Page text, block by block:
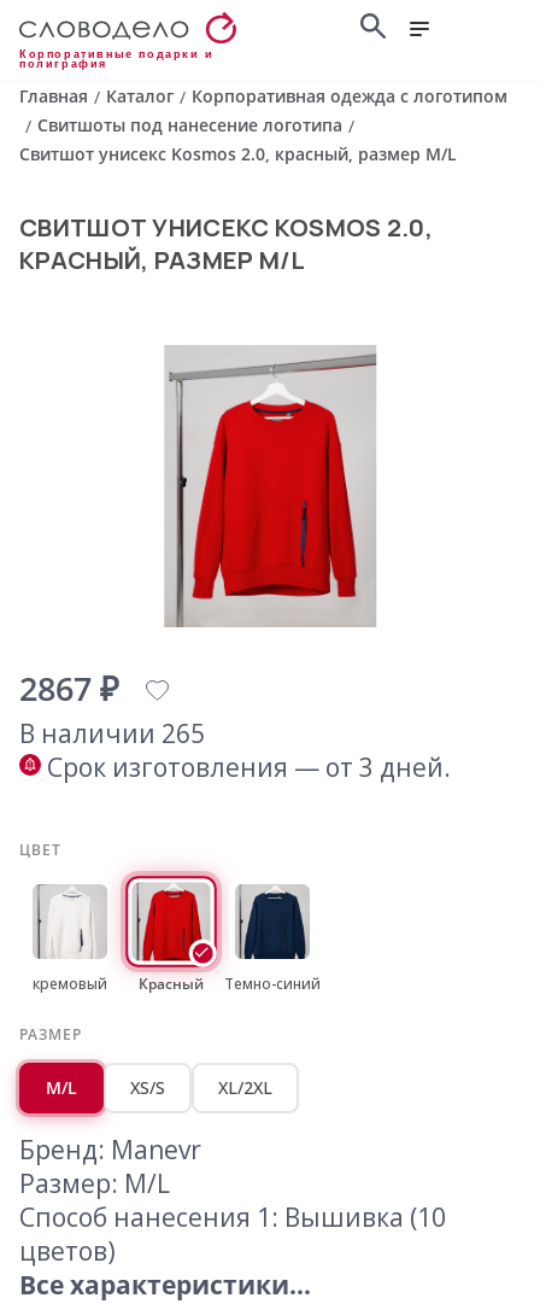
Корпоративные подарки и
полиграфия
Главная / Каталог / Корпоративная одежда с логотипом
/ Свитшоты под нанесение логотипа /
Свитшот унисекс Kosmos 2.0, красный, размер M/L
СВИТШОТ УНИСЕКС KOSMOS 2.0,
КРАСНЫЙ, РАЗМЕР M/L
2867 ₽
В наличии 265
Срок изготовления — от 3 дней.
ЦВЕТ
кремовый Красный Темно-синий
РАЗМЕР
M/L XS/S XL/2XL
Бренд: Manevr
Размер: M/L
Способ нанесения 1: Вышивка (10
цветов)
Все характеристики...